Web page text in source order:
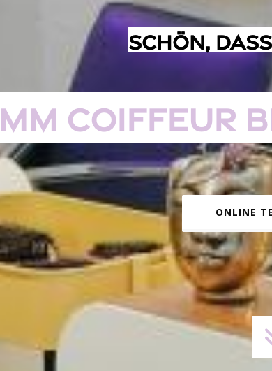
SCHÖN,
MM Coiffeur
ONLINE